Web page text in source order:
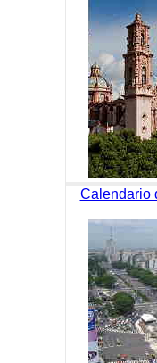
Calendario